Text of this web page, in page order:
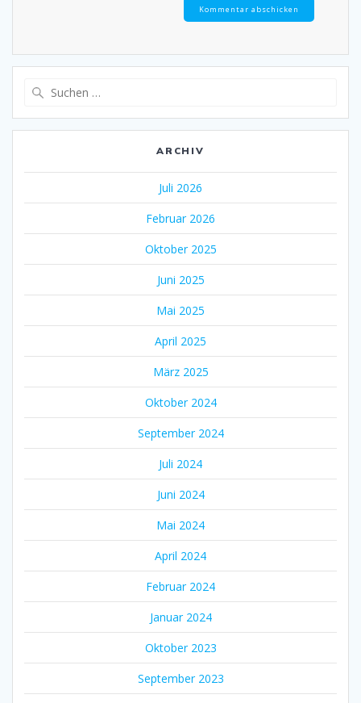
ARCHIV
Juli 2026
Februar 2026
Oktober 2025
Juni 2025
Mai 2025
April 2025
März 2025
Oktober 2024
September 2024
Juli 2024
Juni 2024
Mai 2024
April 2024
Februar 2024
Januar 2024
Oktober 2023
September 2023